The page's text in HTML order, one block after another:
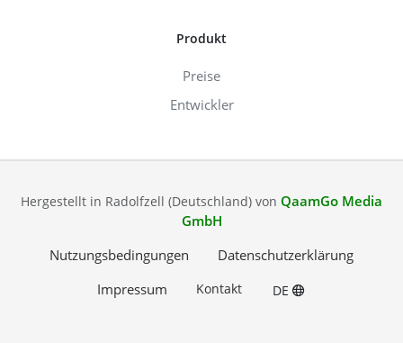
Produkt
Preise
Entwickler
Hergestellt in Radolfzell (Deutschland) von QaamGo Media
GmbH
Nutzungsbedingungen
Datenschutzerklärung
Impressum
Kontakt DE